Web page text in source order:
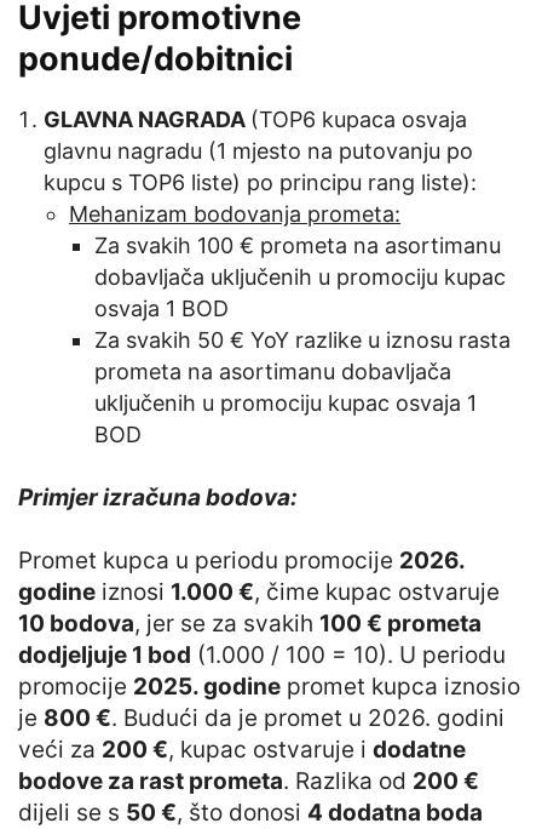
Uvjeti promotivne
ponude/dobitnici
GLAVNA NAGRADA (TOP6 kupaca osvaja
glavnu nagradu (1 mjesto na putovanju po
kupcu s TOP6 liste) po principu rang liste):
Mehanizam bodovanja prometa:
Za svakih 100 € prometa na asortimanu
dobavljača uključenih u promociju kupac
osvaja 1 BOD
Za svakih 50 € YoY razlike u iznosu rasta
prometa na asortimanu dobavljača
uključenih u promociju kupac osvaja 1
BOD
Primjer izračuna bodova:
Promet kupca u periodu promocije 2026.
godine iznosi 1.000 €, čime kupac ostvaruje
10 bodova, jer se za svakih 100 € prometa
dodjeljuje 1 bod (1.000 / 100 = 10). U periodu
promocije 2025. godine promet kupca iznosio
je 800 €. Budući da je promet u 2026. godini
veći za 200 €, kupac ostvaruje i dodatne
bodove za rast prometa. Razlika od 200 €
dijeli se s 50 €, što donosi 4 dodatna boda